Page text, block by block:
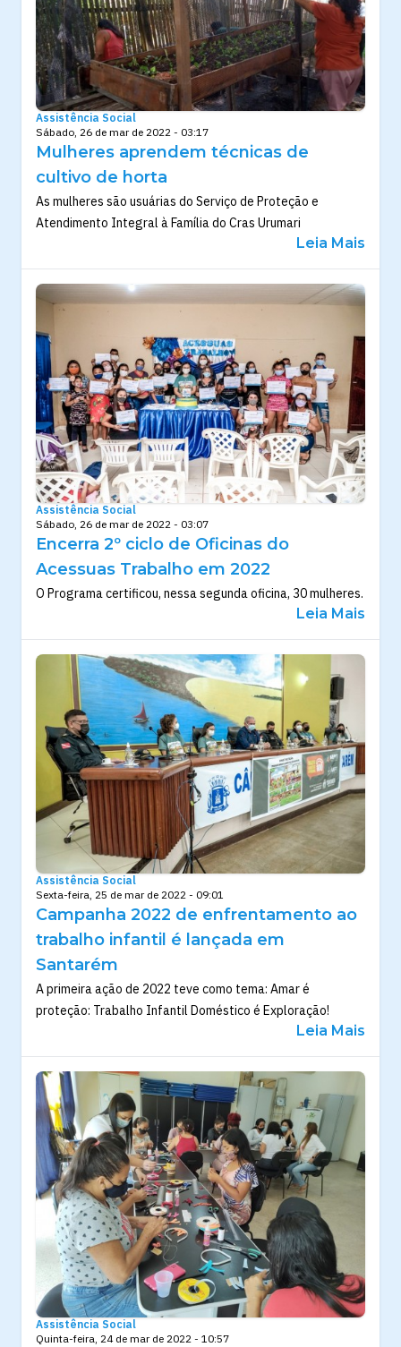
Assistência Social
Sábado, 26 de mar de 2022 - 03:17
Mulheres aprendem técnicas de
cultivo de horta
As mulheres são usuárias do Serviço de Proteção e
Atendimento Integral à Família do Cras Urumari
Leia Mais
Assistência Social
Sábado, 26 de mar de 2022 - 03:07
Encerra 2º ciclo de Oficinas do
Acessuas Trabalho em 2022
O Programa certificou, nessa segunda oficina, 30 mulheres.
Leia Mais
Assistência Social
Sexta-feira, 25 de mar de 2022 - 09:01
Campanha 2022 de enfrentamento ao
trabalho infantil é lançada em
Santarém
A primeira ação de 2022 teve como tema: Amar é
proteção: Trabalho Infantil Doméstico é Exploração!
Leia Mais
Assistência Social
Quinta-feira, 24 de mar de 2022 - 10:57